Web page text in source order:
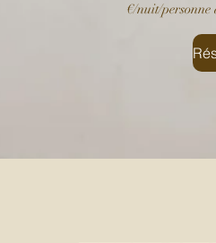
€/nuit/personne